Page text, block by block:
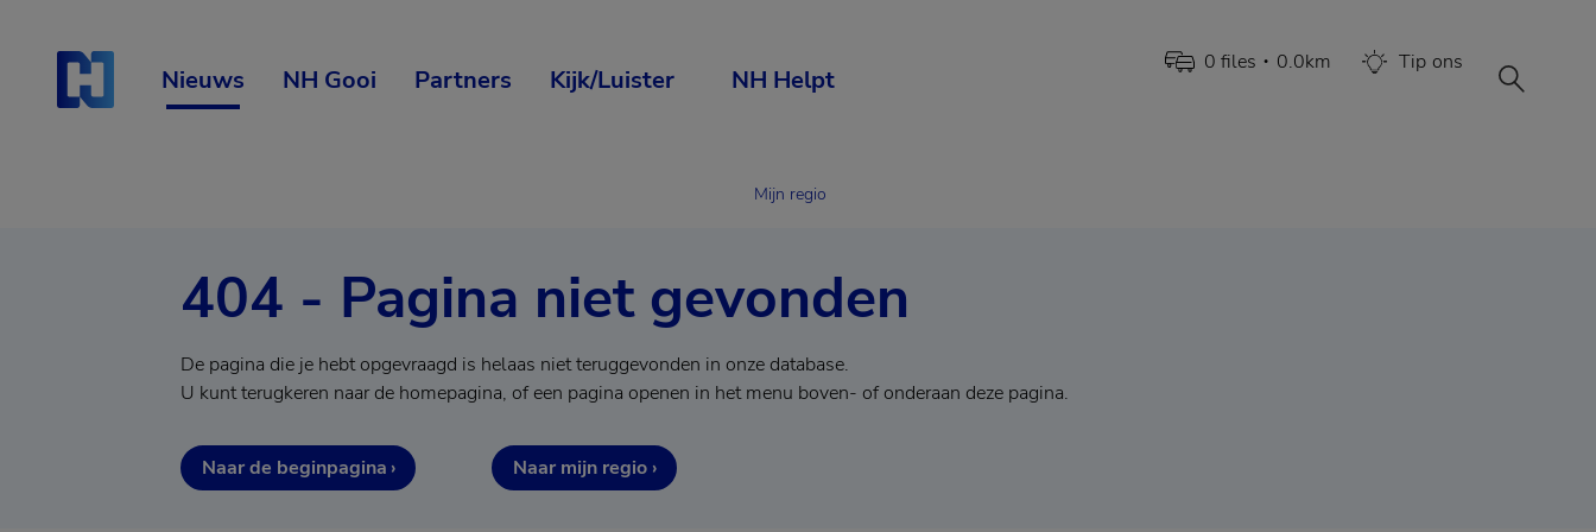
content
Nieuws NH Gooi Partners Kijk/Luister NH Helpt
0 files • 0.0km Tip ons
Mijn regio
404 - Pagina niet gevonden
De pagina die je hebt opgevraagd is helaas niet teruggevonden in onze database.
U kunt terugkeren naar de homepagina, of een pagina openen in het menu boven- of onderaan deze pagina.
Naar de beginpagina Naar mijn regio